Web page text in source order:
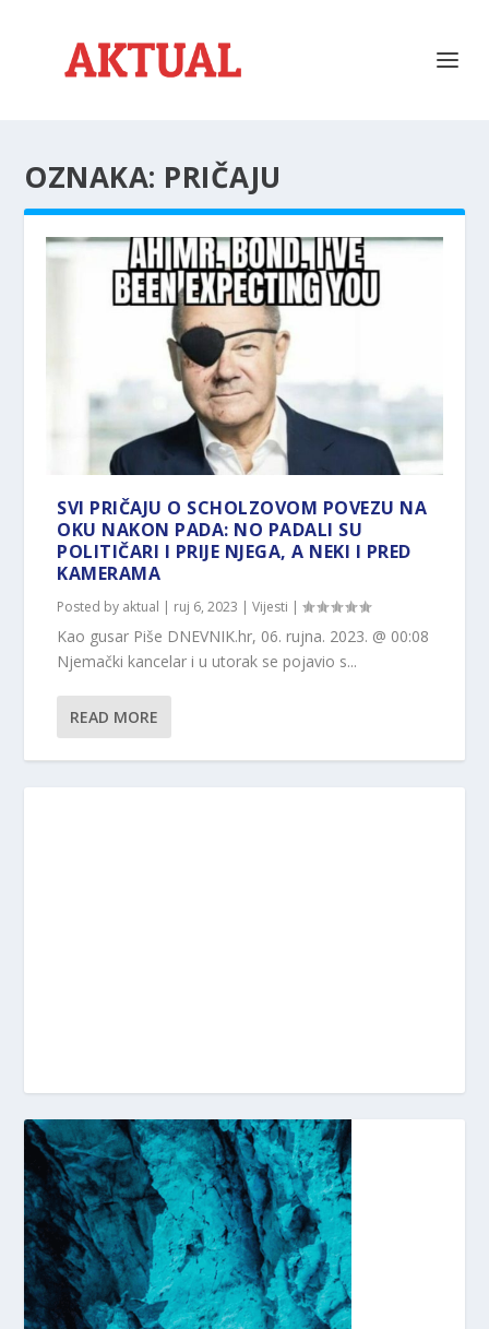
OZNAKA: PRIČAJU
SVI PRIČAJU O SCHOLZOVOM POVEZU NA
OKU NAKON PADA: NO PADALI SU
POLITIČARI I PRIJE NJEGA, A NEKI I PRED
KAMERAMA
Posted by aktual | ruj 6, 2023 |Vijesti |
Kao gusar Piše DNEVNIK.hr, 06. rujna. 2023. @ 00:08
Njemački kancelar i u utorak se pojavio s...
READ MORE